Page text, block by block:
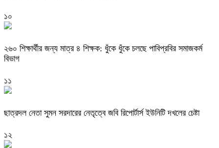
১০
২৬০ শিক্ষার্থীর জন্য মাত্র ৪ শিক্ষক: ধুঁকে ধুঁকে চলছে পাবিপ্রবির সমাজকর্ম
বিভাগ
১১
ছাত্রদল নেতা সুমন সরদারের নেতৃত্বে জবি রিপোর্টার্স ইউনিটি দখলের চেষ্টা
১২